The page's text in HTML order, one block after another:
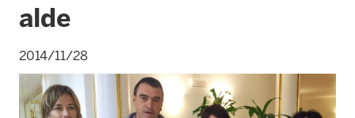
alde
2014/11/28